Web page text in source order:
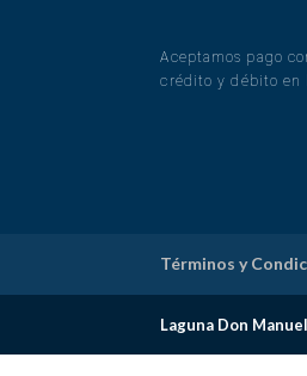
Aceptamos pago
crédito y débito en
Términos y
Laguna Don